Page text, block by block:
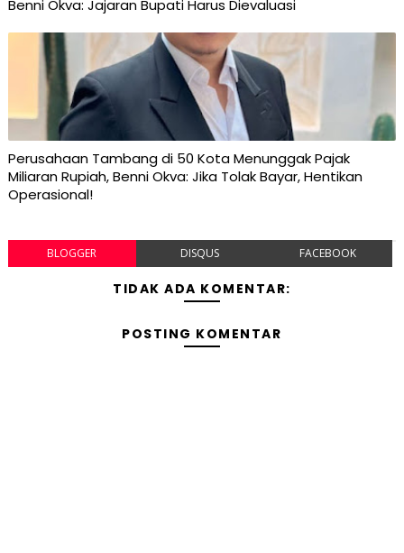
Benni Okva: Jajaran Bupati Harus Dievaluasi
Perusahaan Tambang di 50 Kota Menunggak Pajak
Miliaran Rupiah, Benni Okva: Jika Tolak Bayar, Hentikan
Operasional!
BLOGGER DISQUS FACEBOOK
TIDAK ADA KOMENTAR:
POSTING KOMENTAR